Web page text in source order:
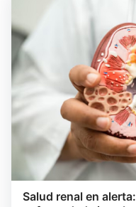
Salud renal en